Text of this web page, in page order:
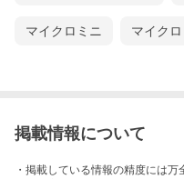
マイクロミニ マイク
掲載情報について
・掲載している情報の精度には